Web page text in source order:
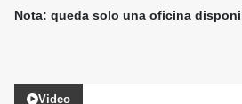
Nota: queda solo una oficina
Video